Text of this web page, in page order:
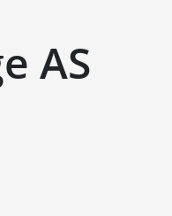
AS